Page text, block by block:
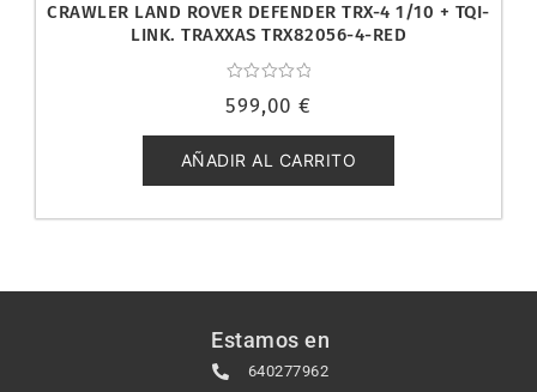
CRAWLER LAND ROVER DEFENDER TRX-4 1/10 + TQI-
LINK. TRAXXAS TRX82056-4-RED
con
de
5
599,00 €
AÑADIR AL CARRITO
Estamos en
640277962